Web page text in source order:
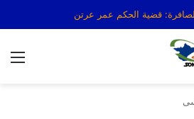
قضية الحكم عمر عرتن